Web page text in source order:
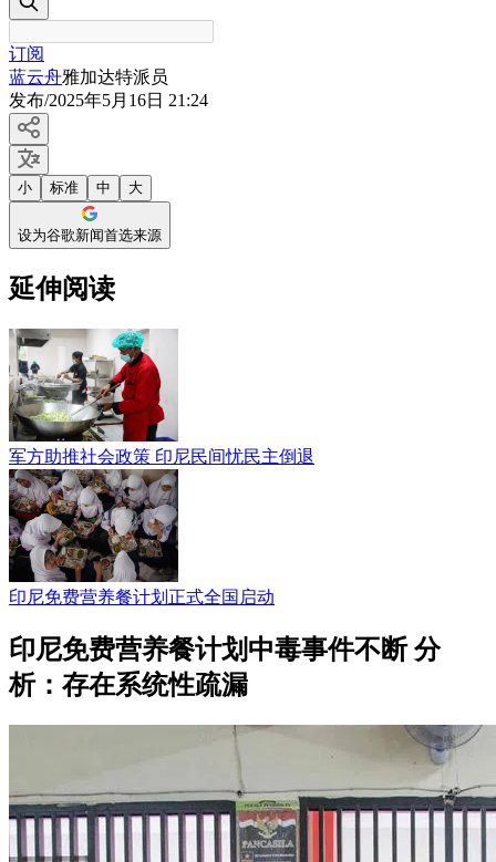
订阅
蓝云舟雅加达特派员
发布/2025年5月16日 21:24
小 标准 中 大
设为谷歌新闻首选来源
延伸阅读
军方助推社会政策 印尼民间忧民主倒退
印尼免费营养餐计划正式全国启动
印尼免费营养餐计划中毒事件不断 分
析：存在系统性疏漏